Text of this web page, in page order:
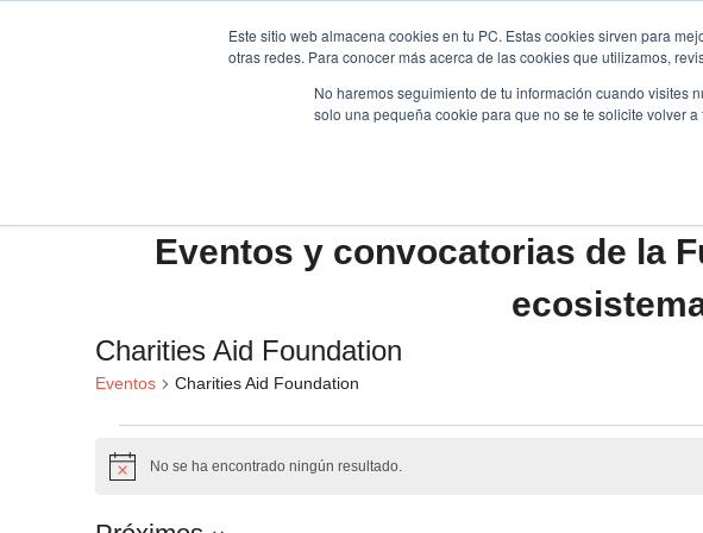
Este sitio web almacena cookies en tu PC. Estas cookies sirven para
otras redes. Para conocer más acerca de las cookies que utilizamos,
No haremos seguimiento de tu información cuando visites
solo una pequeña cookie para que no se te solicite volver
HOME B2B
Eventos y convocatorias de la
Charities Aid Foundation
Eventos Charities Aid Foundation
Eventos
Aviso No se ha encontrado ningún resultado.